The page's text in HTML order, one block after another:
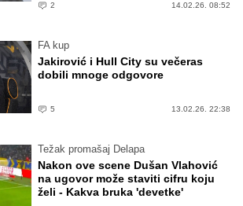
2 14.02.26. 08:52
FA kup
Jakirović i Hull City su večeras
dobili mnoge odgovore
5 13.02.26. 22:38
Težak promašaj Delapa
Nakon ove scene Dušan Vlahović
na ugovor može staviti cifru koju
želi - Kakva bruka 'devetke'